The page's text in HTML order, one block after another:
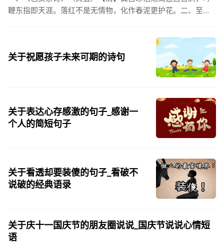
鞭东指即天涯。落红不是无情物，化作春泥更护花。二、至今
关于祝愿孩子未来可期的诗句
关于表达心存感激的句子_感谢一
个人的简短句子
关于看透却要装傻的句子_看破不
说破的经典语录
关于庆十一国庆节的朋友圈说说_国庆节说说心情短
语